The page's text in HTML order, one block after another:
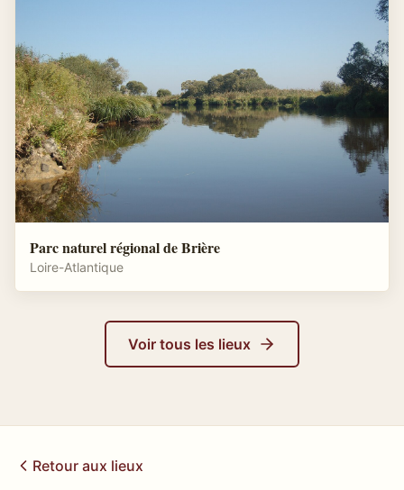
Parc naturel régional de Brière
Loire-Atlantique
Voir tous les lieux
Retour aux lieux